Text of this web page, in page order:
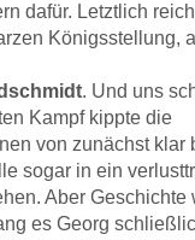
dafür. Letztlich
Königsstellung,
. Und uns
Kampf kippte die
von zunächst klar
sogar in ein
Aber Geschichte
es Georg